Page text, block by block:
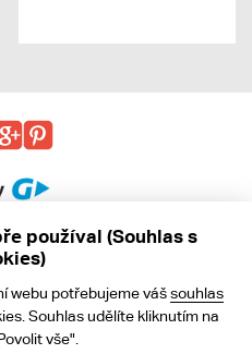
podmínky
údajů
používal (Souhlas s
webu potřebujeme vášsouhlas
Souhlas udělíte kliknutím na
vše".